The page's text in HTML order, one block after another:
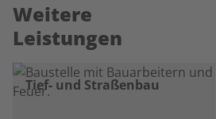
Weitere
Leistungen
Tief- und Straßenbau